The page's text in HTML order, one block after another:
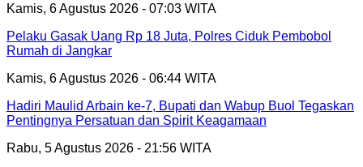
Kamis, 6 Agustus 2026 - 07:03 WITA
Pelaku Gasak Uang Rp 18 Juta, Polres Ciduk Pembobol
Rumah di Jangkar
Kamis, 6 Agustus 2026 - 06:44 WITA
Hadiri Maulid Arbain ke-7, Bupati dan Wabup Buol Tegaskan
Pentingnya Persatuan dan Spirit Keagamaan
Rabu, 5 Agustus 2026 - 21:56 WITA